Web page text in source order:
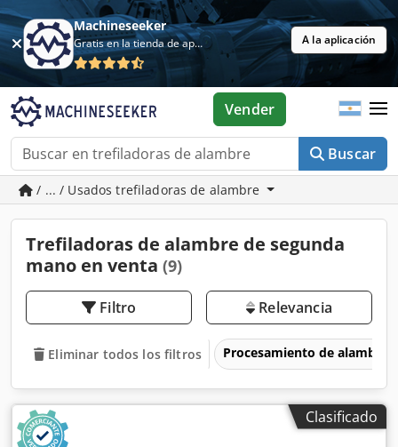
Machineseeker
Gratis en la tienda de aplicaciones A la aplicación
Buscar
Vender
/ ... / Usados trefiladoras de alambre
Trefiladoras de alambre de segunda
mano en venta (9)
Filtro Relevancia
Eliminar todos los filtros Procesamiento de alambre
Clasificado